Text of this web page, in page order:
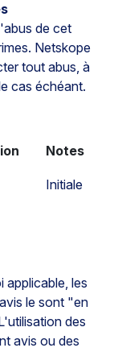
de cet
Netskope
tout abus, à
cas échéant.
Notes
Initiale
applicable, les
le sont "en
des
avis ou des